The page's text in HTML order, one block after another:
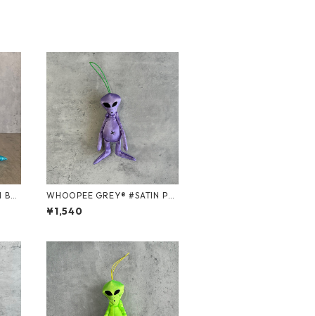
WHOOPEE GREY® #SATIN PU
RPLE/Sサイズ
¥1,540